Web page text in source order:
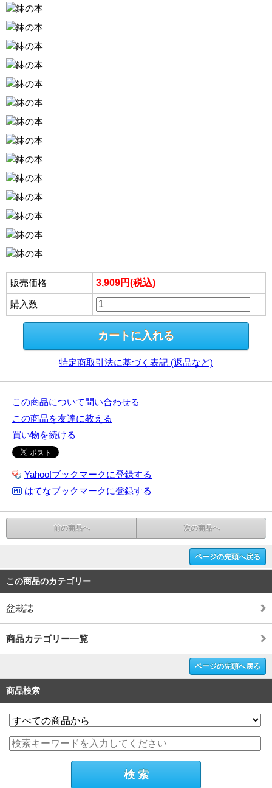
販売価格 3,909円(税込)
購入数
特定商取引法に基づく表記 (返品など)
この商品について問い合わせる
この商品を友達に教える
買い物を続ける
Yahoo!ブックマークに登録する
はてなブックマークに登録する
前の商品へ 次の商品へ
ページの先頭へ戻る
この商品のカテゴリー
盆栽誌
商品カテゴリー一覧
ページの先頭へ戻る
商品検索